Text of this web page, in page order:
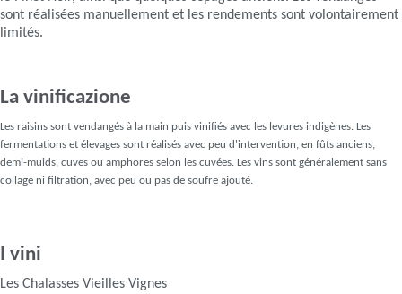
sont réalisées manuellement et les rendements sont volontairement
limités.
La vinificazione
Les raisins sont vendangés à la main puis vinifiés avec les levures indigènes. Les
fermentations et élevages sont réalisés avec peu d'intervention, en fûts anciens,
demi-muids, cuves ou amphores selon les cuvées. Les vins sont généralement sans
collage ni filtration, avec peu ou pas de soufre ajouté.
I vini
Les Chalasses Vieilles Vignes